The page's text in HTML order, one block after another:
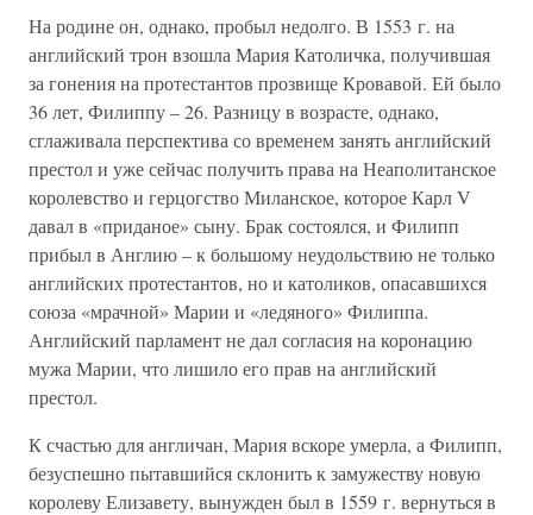
На родине он, однако, пробыл недолго. В 1553 г. на
английский трон взошла Мария Католичка, получившая
за гонения на протестантов прозвище Кровавой. Ей было
36 лет, Филиппу – 26. Разницу в возрасте, однако,
сглаживала перспектива со временем занять английский
престол и уже сейчас получить права на Неаполитанское
королевство и герцогство Миланское, которое Карл V
давал в «приданое» сыну. Брак состоялся, и Филипп
прибыл в Англию – к большому неудольствию не только
английских протестантов, но и католиков, опасавшихся
союза «мрачной» Марии и «ледяного» Филиппа.
Английский парламент не дал согласия на коронацию
мужа Марии, что лишило его прав на английский
престол.
К счастью для англичан, Мария вскоре умерла, а Филипп,
безуспешно пытавшийся склонить к замужеству новую
королеву Елизавету, вынужден был в 1559 г. вернуться в